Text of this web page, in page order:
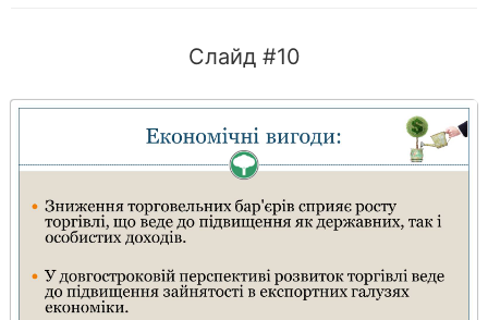
Слайд #10